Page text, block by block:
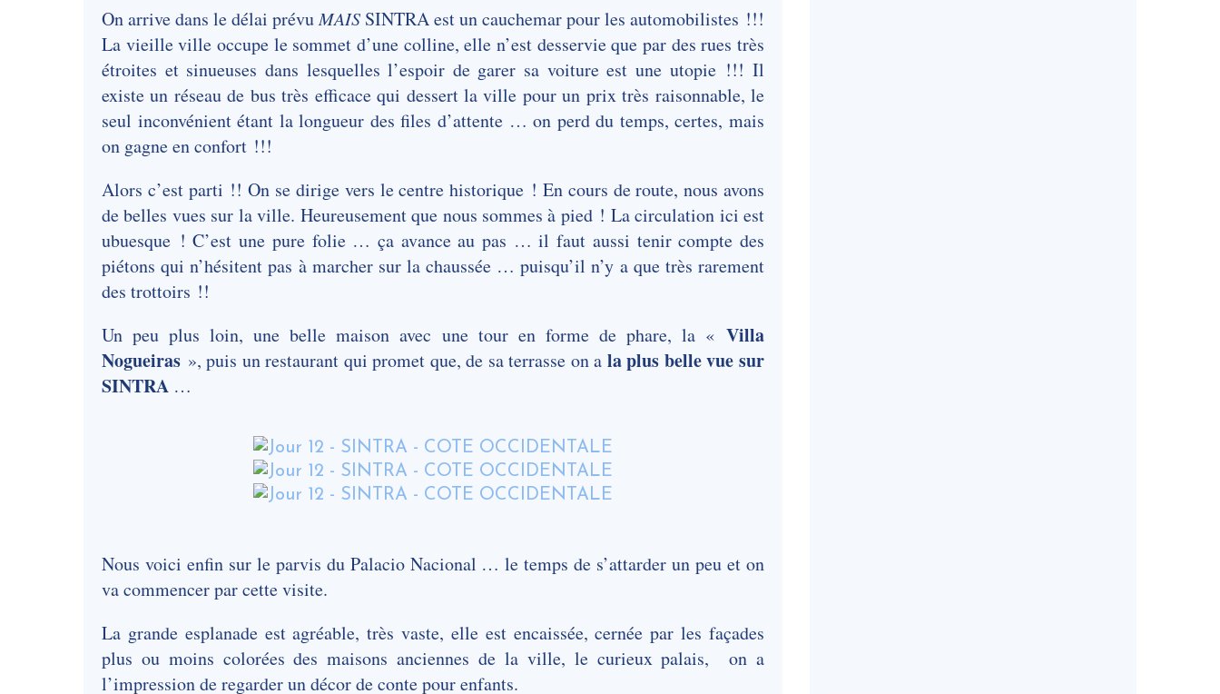
On arrive dans le délai prévuMAIS SINTRA est un cauchemar pour les automobilistes !!!
La vieille ville occupe le sommet d’une colline, elle n’est desservie que par des rues très
étroites et sinueuses dans lesquelles l’espoir de garer sa voiture est une utopie !!! Il
existe un réseau de bus très efficace qui dessert la ville pour un prix très raisonnable, le
seul inconvénient étant la longueur des files d’attente … on perd du temps, certes, mais
on gagne en confort !!!
Alors c’est parti !! On se dirige vers le centre historique ! En cours de route, nous avons
de belles vues sur la ville. Heureusement que nous sommes à pied ! La circulation ici est
ubuesque ! C’est une pure folie … ça avance au pas … il faut aussi tenir compte des
piétons qui n’hésitent pas à marcher sur la chaussée … puisqu’il n’y a que très rarement
des trottoirs !!
Un peu plus loin, une belle maison avec une tour en forme de phare, la « Villa
Nogueiras », puis un restaurant qui promet que, de sa terrasse on a la plus belle vue sur
SINTRA …
Nous voici enfin sur le parvis du Palacio Nacional … le temps de s’attarder un peu et on
va commencer par cette visite.
La grande esplanade est agréable, très vaste, elle est encaissée, cernée par les façades
plus ou moins colorées des maisons anciennes de la ville, le curieux palais, on a
l’impression de regarder un décor de conte pour enfants.